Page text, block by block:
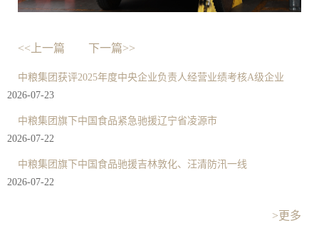
<<上一篇 下一篇>>
中粮集团获评2025年度中央企业负责人经营业绩考核A级企业
2026-07-23
中粮集团旗下中国食品紧急驰援辽宁省凌源市
2026-07-22
中粮集团旗下中国食品驰援吉林敦化、汪清防汛一线
2026-07-22
>更多